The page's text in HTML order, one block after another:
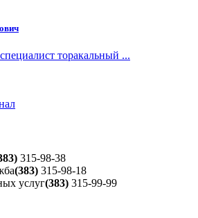
торакальный ...
315-98-38
(383) 315-98-18
услуг(383) 315-99-99